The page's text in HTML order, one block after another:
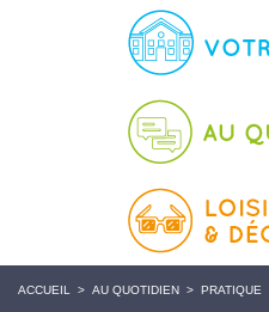
ACCUEIL > AU QUOTIDIEN > PRATIQUE